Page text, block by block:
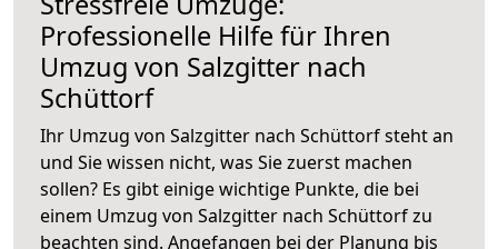
Professionelle Hilfe für Ihren
Umzug von Salzgitter nach
Schüttorf
Ihr Umzug von Salzgitter nach Schüttorf steht an
und Sie wissen nicht, was Sie zuerst machen
sollen? Es gibt einige wichtige Punkte, die bei
einem Umzug von Salzgitter nach Schüttorf zu
beachten sind. Angefangen bei der Planung bis